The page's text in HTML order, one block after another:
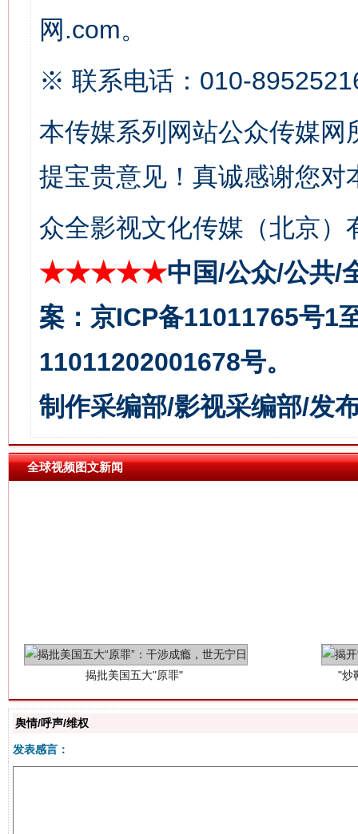
网.com。
※ 联系电话：010-
本传媒系列网站公众传媒
提宝贵意见！真诚感谢您
众全影视文化传媒（北京）
★★★★★中国/公众/公共/
案：京ICP备11011765号1
11011202001678号。
制作采编部/影视采编部/发
全球视频图文新闻
魏明
“刷贴”乱象丛生
舆情/呼声/维权
发表感言：